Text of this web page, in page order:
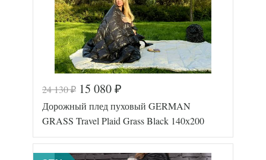
Код товара
577-723
Артикул
GG-34425
1
покрывала
Ткань
Лаке
24 130₽ 15 080 ₽
Дорожный плед пуховый GERMAN
GRASS Travel Plaid Grass Black 140х200